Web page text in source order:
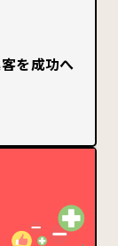
を成功へ